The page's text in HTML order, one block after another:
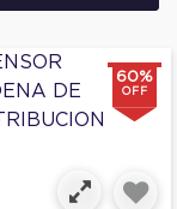
60%
OFF